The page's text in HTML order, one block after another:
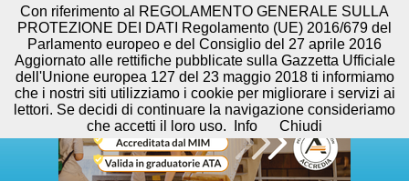
Con riferimento al REGOLAMENTO GENERALE SULLA
PROTEZIONE DEI DATI Regolamento (UE) 2016/679 del
Parlamento europeo e del Consiglio del 27 aprile 2016
Aggiornato alle rettifiche pubblicate sulla Gazzetta Ufficiale
dell'Unione europea 127 del 23 maggio 2018 ti informiamo
che i nostri siti utilizziamo i cookie per migliorare i servizi ai
lettori. Se decidi di continuare la navigazione consideriamo
che accetti il loro uso.
Info Chiudi